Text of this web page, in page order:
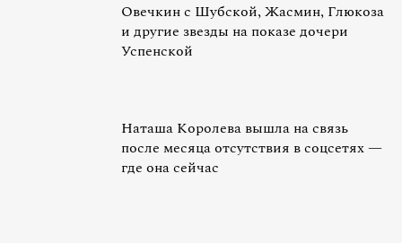
Овечкин с Шубской, Жасмин, Глюкоза
и другие звезды на показе дочери
Успенской
Наташа Королева вышла на связь
после месяца отсутствия в соцсетях —
где она сейчас